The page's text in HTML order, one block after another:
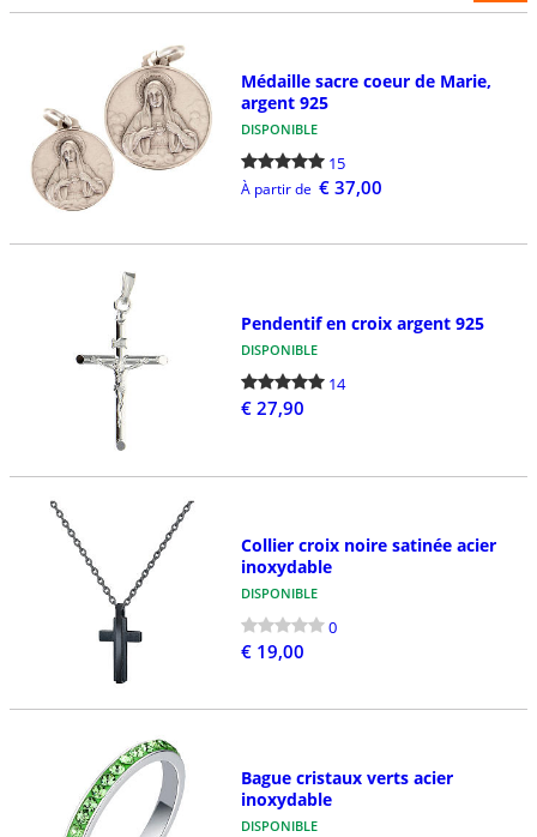
Médaille sacre coeur de Marie,
argent 925
DISPONIBLE
15
À partir de € 37,00
Pendentif en croix argent 925
DISPONIBLE
14
€ 27,90
Collier croix noire satinée acier
inoxydable
DISPONIBLE
0
€ 19,00
Bague cristaux verts acier
inoxydable
DISPONIBLE